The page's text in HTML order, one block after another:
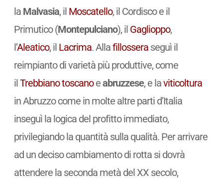
la Malvasia, il Moscatello, il Cordisco e il
Primutico (Montepulciano), il Gaglioppo,
l’Aleatico, il Lacrima. Allafillosseraseguì il
reimpianto di varietà più produttive, come
ilTrebbiano toscanoeabruzzese, e laviticoltura
in Abruzzo come in molte altre parti d’Italia
inseguì la logica del profitto immediato,
privilegiando la quantità sulla qualità. Per arrivare
ad un deciso cambiamento di rotta si dovrà
attendere la seconda metà del XX secolo,